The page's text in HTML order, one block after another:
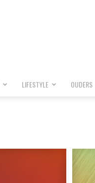
LIFESTYLE OUDERS